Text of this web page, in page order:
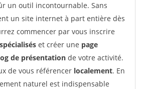
un outil incontournable. Sans
un site internet à part entière dès
commencer par vous inscrire
et créer une page
de présentation de votre activité.
de vous référencer localement. En
naturel est indispensable